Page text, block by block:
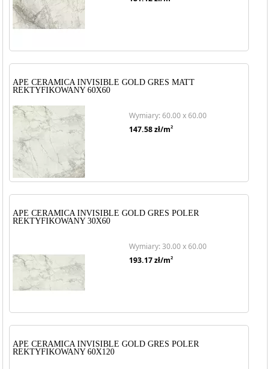
APE CERAMICA INVISIBLE GOLD GRES MATT
REKTYFIKOWANY 60X60
Wymiary: 60.00 x 60.00
147.58zł/m2
APE CERAMICA INVISIBLE GOLD GRES POLER
REKTYFIKOWANY 30X60
Wymiary: 30.00 x 60.00
193.17zł/m2
APE CERAMICA INVISIBLE GOLD GRES POLER
REKTYFIKOWANY 60X120